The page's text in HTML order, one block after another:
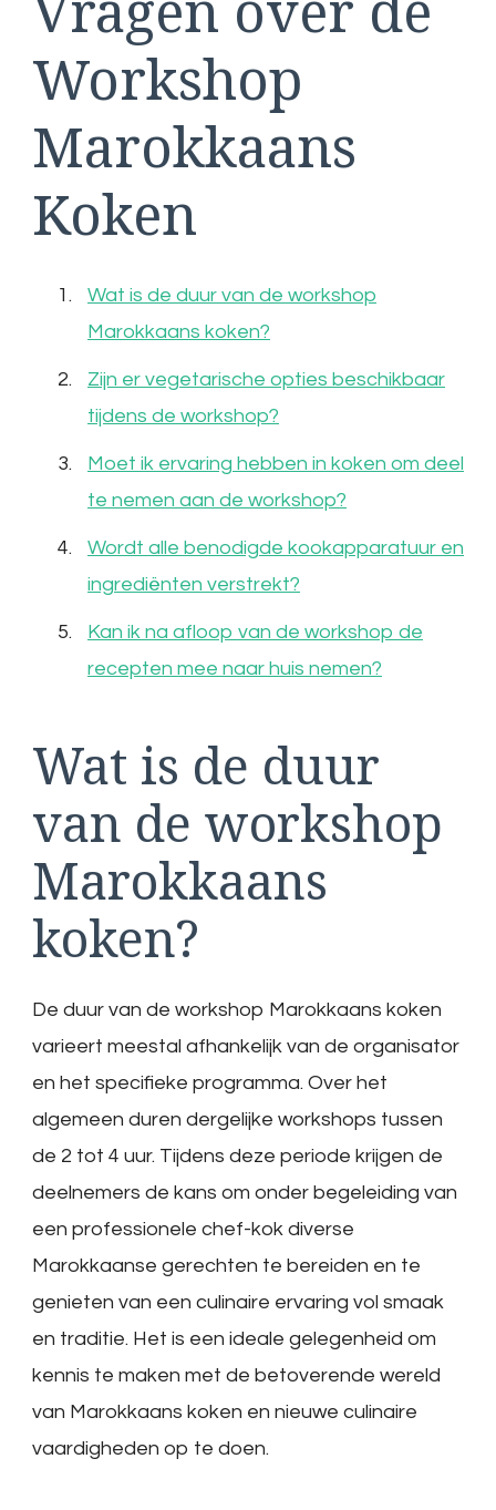
Workshop
Marokkaans
Koken
Wat is de duur van de workshop
Marokkaans koken?
Zijn er vegetarische opties beschikbaar
tijdens de workshop?
Moet ik ervaring hebben in koken om deel
te nemen aan de workshop?
Wordt alle benodigde kookapparatuur en
ingrediënten verstrekt?
Kan ik na afloop van de workshop de
recepten mee naar huis nemen?
Wat is de duur
van de workshop
Marokkaans
koken?
De duur van de workshop Marokkaans koken
varieert meestal afhankelijk van de organisator
en het specifieke programma. Over het
algemeen duren dergelijke workshops tussen
de 2 tot 4 uur. Tijdens deze periode krijgen de
deelnemers de kans om onder begeleiding van
een professionele chef-kok diverse
Marokkaanse gerechten te bereiden en te
genieten van een culinaire ervaring vol smaak
en traditie. Het is een ideale gelegenheid om
kennis te maken met de betoverende wereld
van Marokkaans koken en nieuwe culinaire
vaardigheden op te doen.